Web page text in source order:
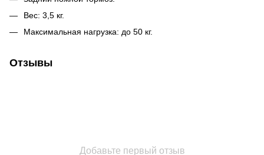
Вес: 3,5 кг.
Максимальная нагрузка: до 50 кг.
Отзывы
Добавьте первый отзыв